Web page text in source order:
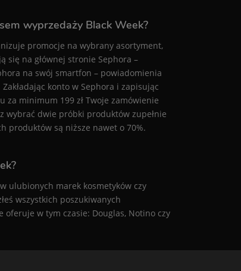
wyprzedaży Black Week?
promocje na wybrany asortyment,
się na głównej stronie Sephora –
na swój smartfon – powiadomienia
konto w Sephora i zapisując
za minimum 199 zł Twoje zamówienie
wybrać dwie próbki produktów zupełnie
produktów są niższe nawet o 70%.
ulubionych marek kosmetyków czy
wszystkich poszukiwanych
oferuje w tym czasie: Douglas, Notino czy